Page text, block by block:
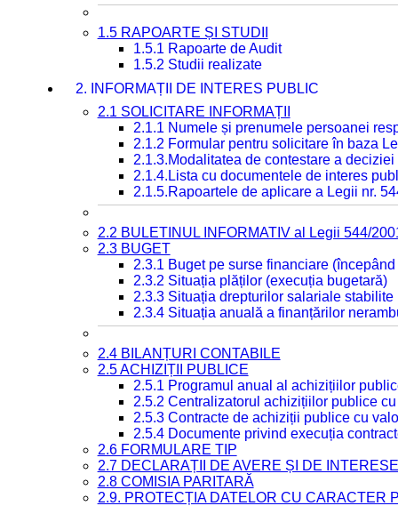
1.5 RAPOARTE ȘI STUDII
1.5.1 Rapoarte de Audit
1.5.2 Studii realizate
2. INFORMAȚII DE INTERES PUBLIC
2.1 SOLICITARE INFORMAȚII
2.1.1 Numele și prenumele persoanei
2.1.2 Formular pentru solicitare în baza
2.1.3.Modalitatea de contestare a
2.1.4.Lista cu documentele de interes
2.1.5.Rapoartele de aplicare a Legii nr.
2.2 BULETINUL INFORMATIV al Legii 544/
2.3 BUGET
2.3.1 Buget pe surse financiare
2.3.2 Situația plăților (execuția bugetară)
2.3.3 Situația drepturilor salariale
2.3.4 Situația anuală a finanțărilor
2.4 BILANȚURI CONTABILE
2.5 ACHIZIȚII PUBLICE
2.5.1 Programul anual al achizițiilor
2.5.2 Centralizatorul achizițiilor publice
2.5.3 Contracte de achiziții publice cu
2.5.4 Documente privind execuția
2.6 FORMULARE TIP
2.7 DECLARAȚII DE AVERE ȘI DE INTERESE
2.8 COMISIA PARITARĂ
2.9. PROTECȚIA DATELOR CU CARACTER